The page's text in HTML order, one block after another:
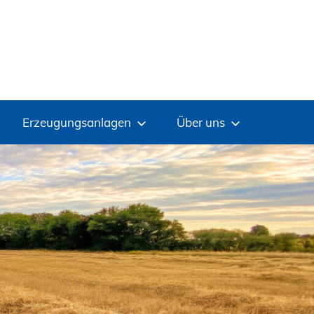
Erzeugungsanlagen Über uns